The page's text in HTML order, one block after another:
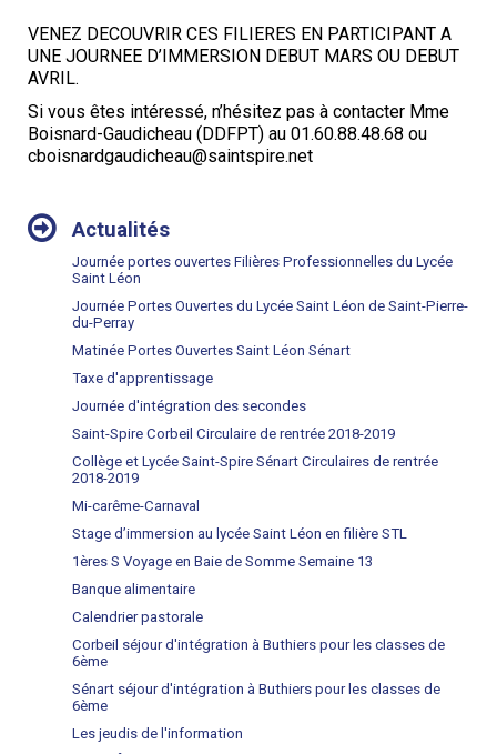
VENEZ DECOUVRIR CES FILIERES EN PARTICIPANT A
UNE JOURNEE D’IMMERSION DEBUT MARS OU DEBUT
AVRIL.
Si vous êtes intéressé, n’hésitez pas à contacter Mme
Boisnard-Gaudicheau (DDFPT) au 01.60.88.48.68 ou
cboisnardgaudicheau@saintspire.net
NAVIGATION
Actualités
Journée portes ouvertes Filières Professionnelles du Lycée
Saint Léon
Journée Portes Ouvertes du Lycée Saint Léon de Saint-Pierre-
du-Perray
Matinée Portes Ouvertes Saint Léon Sénart
Taxe d'apprentissage
Journée d'intégration des secondes
Saint-Spire Corbeil Circulaire de rentrée 2018-2019
Collège et Lycée Saint-Spire Sénart Circulaires de rentrée
2018-2019
Mi-carême-Carnaval
Stage d’immersion au lycée Saint Léon en filière STL
1ères S Voyage en Baie de Somme Semaine 13
Banque alimentaire
Calendrier pastorale
Corbeil séjour d'intégration à Buthiers pour les classes de
6ème
Sénart séjour d'intégration à Buthiers pour les classes de
6ème
Les jeudis de l'information